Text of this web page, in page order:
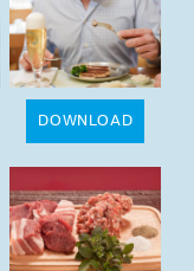
DOWNLOAD